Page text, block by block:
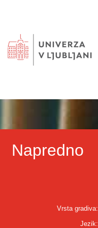
Napredno
Vrsta gradiva:
Jezik: